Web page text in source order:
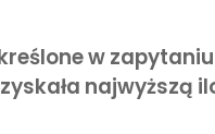
w
najwyższą